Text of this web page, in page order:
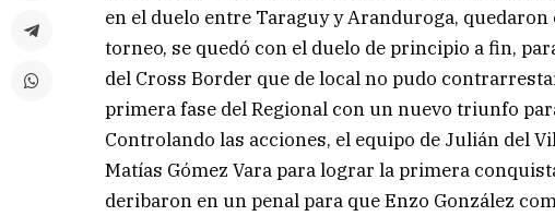
en el duelo entre Taraguy y Aranduroga,
torneo, se quedó con el duelo de principio a fin,
del Cross Border que de local no pudo
primera fase del Regional con un nuevo triunfo
Controlando las acciones, el equipo de Julián del
Matías Gómez Vara para lograr la primera
deribaron en un penal para que Enzo González